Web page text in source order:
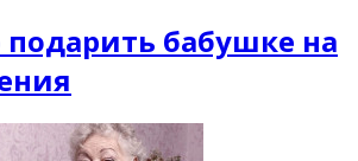
бабушке на